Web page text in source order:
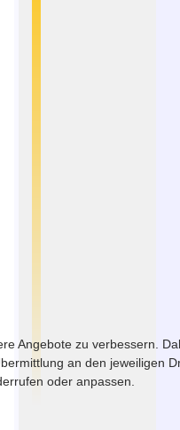
Angebote zu verbessern.
an den jeweiligen
oder anpassen.